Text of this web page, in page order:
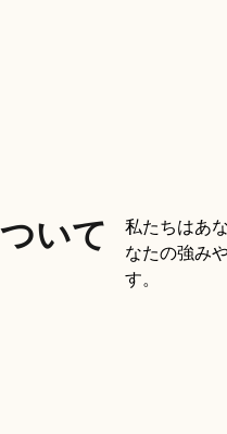
いて
私たちはあ
なたの強み
す。